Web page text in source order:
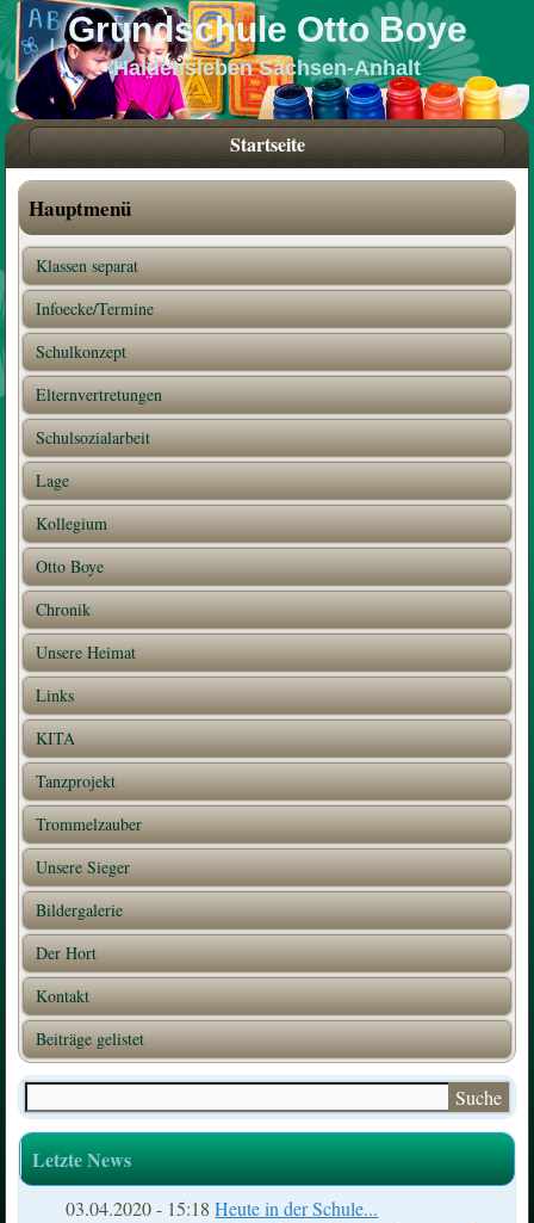
Grundschule Otto Boye
Haldensleben Sachsen-Anhalt
Startseite
Hauptmenü
Klassen separat
Infoecke/Termine
Schulkonzept
Elternvertretungen
Schulsozialarbeit
Lage
Kollegium
Otto Boye
Chronik
Unsere Heimat
Links
KITA
Tanzprojekt
Trommelzauber
Unsere Sieger
Bildergalerie
Der Hort
Kontakt
Beiträge gelistet
Suchformular
Suche
Letzte News
03.04.2020 - 15:18 Heute in der Schule...